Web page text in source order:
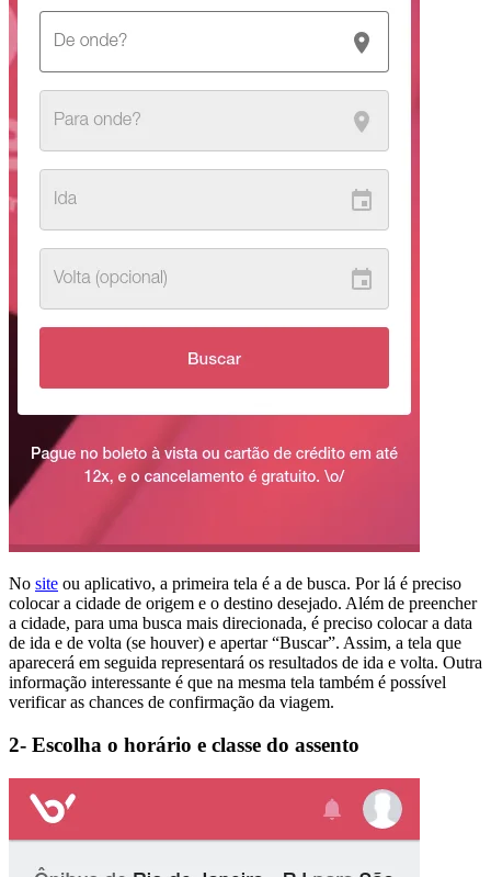
No site ou aplicativo, a primeira tela é a de busca. Por lá é preciso
colocar a cidade de origem e o destino desejado. Além de preencher
a cidade, para uma busca mais direcionada, é preciso colocar a data
de ida e de volta (se houver) e apertar “Buscar”. Assim, a tela que
aparecerá em seguida representará os resultados de ida e volta. Outra
informação interessante é que na mesma tela também é possível
verificar as chances de confirmação da viagem.
2- Escolha o horário e classe do assento